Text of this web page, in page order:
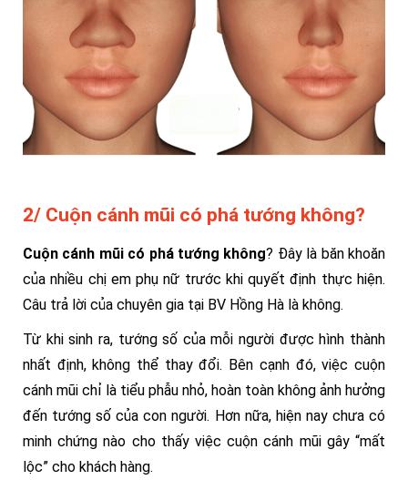
2/ Cuộn cánh mũi có phá tướng không?
Cuộn cánh mũi có phá tướng không? Đây là băn khoăn
của nhiều chị em phụ nữ trước khi quyết định thực hiện.
Câu trả lời của chuyên gia tại BV Hồng Hà là không.
Từ khi sinh ra, tướng số của mỗi người được hình thành
nhất định, không thể thay đổi. Bên cạnh đó, việc cuộn
cánh mũi chỉ là tiểu phẫu nhỏ, hoàn toàn không ảnh hưởng
đến tướng số của con người. Hơn nữa, hiện nay chưa có
minh chứng nào cho thấy việc cuộn cánh mũi gây “mất
lộc” cho khách hàng.